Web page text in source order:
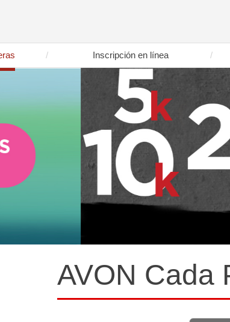
Inscripción en línea
AVON Cada